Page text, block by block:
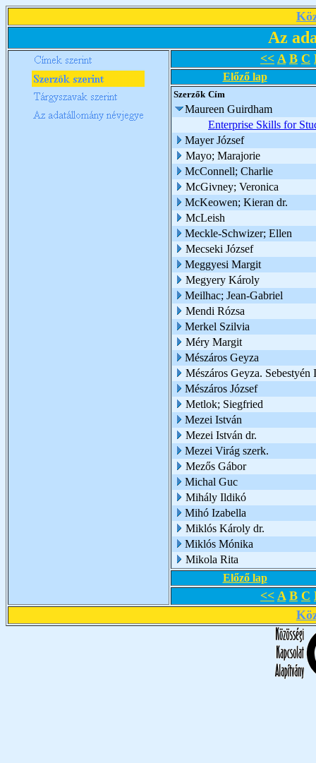
Az
<< A B C
Előző lap
Szerzők Cím
Maureen Guirdham
Enterprise Skills for
Mayer József
Mayo; Marajorie
McConnell; Charlie
McGivney; Veronica
McKeowen; Kieran dr.
McLeish
Meckle-Schwizer; Ellen
Mecseki József
Meggyesi Margit
Megyery Károly
Meilhac; Jean-Gabriel
Mendi Rózsa
Merkel Szilvia
Méry Margit
Mészáros Geyza
Mészáros Geyza. Sebestyén
Mészáros József
Metlok; Siegfried
Mezei István
Mezei István dr.
Mezei Virág szerk.
Mezős Gábor
Michal Guc
Mihály Ildikó
Mihó Izabella
Miklós Károly dr.
Miklós Mónika
Mikola Rita
Előző lap
<< A B C